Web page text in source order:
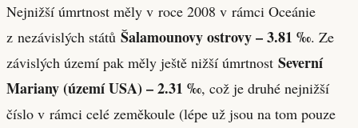
Nejnižší úmrtnost měly v roce 2008 v rámci Oceánie
z nezávislých států Šalamounovy ostrovy – 3.81 ‰. Ze
závislých území pak měly ještě nižší úmrtnost Severní
Mariany (území USA) – 2.31 ‰, což je druhé nejnižší
číslo v rámci celé zeměkoule (lépe už jsou na tom pouze